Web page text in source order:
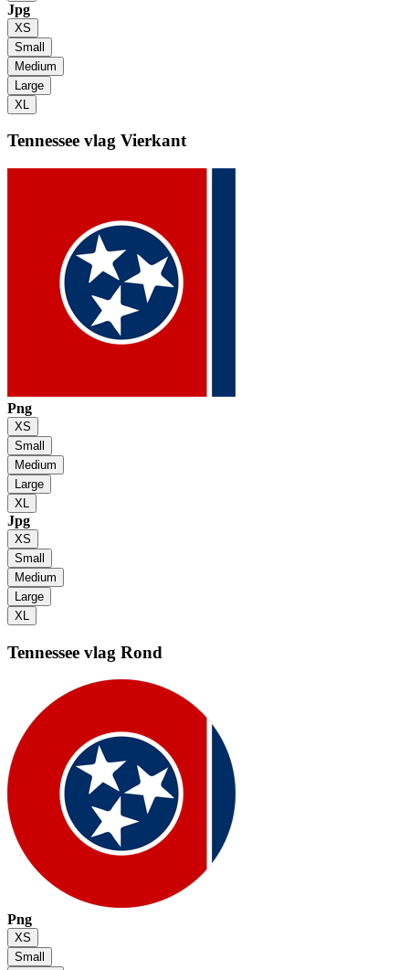
Jpg
XS
Small
Medium
Large
XL
Tennessee vlag Vierkant
Png
XS
Small
Medium
Large
XL
Jpg
XS
Small
Medium
Large
XL
Tennessee vlag Rond
Png
XS
Small